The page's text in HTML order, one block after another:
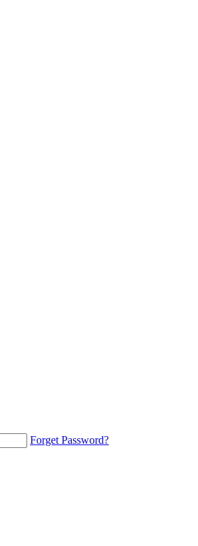
Forget Password?